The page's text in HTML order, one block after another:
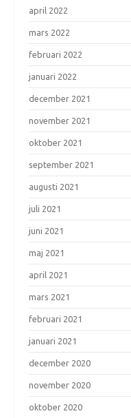
april 2022
mars 2022
februari 2022
januari 2022
december 2021
november 2021
oktober 2021
september 2021
augusti 2021
juli 2021
juni 2021
maj 2021
april 2021
mars 2021
februari 2021
januari 2021
december 2020
november 2020
oktober 2020